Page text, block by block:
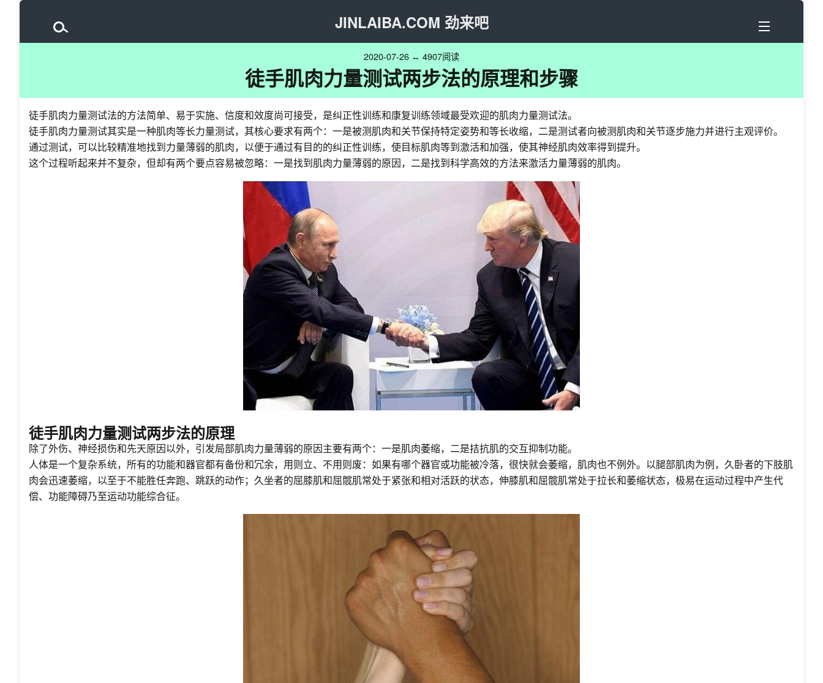
JINLAIBA.COM 劲来吧
2020-07-26 ↔ 4907阅读
徒手肌肉力量测试两步法的原理和步骤
徒手肌肉力量测试法的方法简单、易于实施、信度和效度尚可接受，是纠正性训练和康复训练领域最受欢迎的肌肉力量测试法。
徒手肌肉力量测试其实是一种肌肉等长力量测试，其核心要求有两个：一是被测肌肉和关节保持特定姿势和等长收缩，二是测试者向被测肌肉和关节逐步施力并进行主观评价。
通过测试，可以比较精准地找到力量薄弱的肌肉，以便于通过有目的的纠正性训练，使目标肌肉等到激活和加强，使其神经肌肉效率得到提升。
这个过程听起来并不复杂，但却有两个要点容易被忽略：一是找到肌肉力量薄弱的原因，二是找到科学高效的方法来激活力量薄弱的肌肉。
徒手肌肉力量测试两步法的原理
除了外伤、神经损伤和先天原因以外，引发局部肌肉力量薄弱的原因主要有两个：一是肌肉萎缩，二是拮抗肌的交互抑制功能。
人体是一个复杂系统，所有的功能和器官都有备份和冗余，用则立、不用则废：如果有哪个器官或功能被冷落，很快就会萎缩，肌肉也不例外。以腿部肌肉为例，久卧者的下肢肌
肉会迅速萎缩，以至于不能胜任奔跑、跳跃的动作；久坐者的屈膝肌和屈髋肌常处于紧张和相对活跃的状态，伸膝肌和屈髋肌常处于拉长和萎缩状态，极易在运动过程中产生代
偿、功能障碍乃至运动功能综合征。